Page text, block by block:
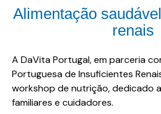
Alimentação
renais
A DaVita Portugal, em parceria
Portuguesa de Insuficientes
workshop de nutrição, dedicado
familiares e cuidadores.